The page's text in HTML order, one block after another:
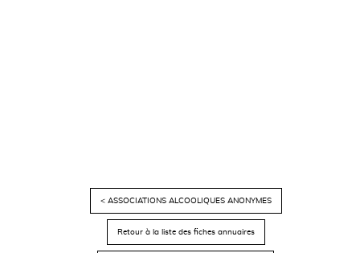
< ASSOCIATIONS ALCOOLIQUES ANONYMES
Retour à la liste des fiches annuaires